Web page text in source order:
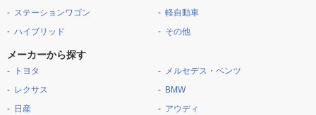
ステーションワゴン
ハイブリッド
軽自動車
その他
メーカーから探す
トヨタ
レクサス
日産
メルセデス・ベンツ
BMW
アウディ